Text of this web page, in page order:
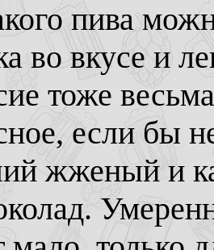
пива
во вкусе и
тоже
если бы
жженый и